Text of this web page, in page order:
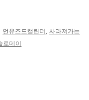
언유즈드캘린더
사라져가는
로데이